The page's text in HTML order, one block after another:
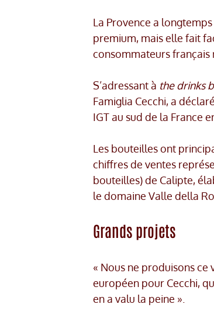
La Provence a
premium, mais elle fait
consommateurs français
S’adressant à the drinks
Famiglia Cecchi, a
IGT au sud de la France
Les bouteilles ont
chiffres de ventes
bouteilles) de Calipte,
le domaine Valle della
Grands projets
« Nous ne produisons ce
européen pour Cecchi,
en a valu la peine ».